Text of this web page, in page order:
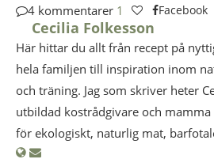
4 kommentarer 1 Facebook
Cecilia Folkesson
Här hittar du allt från recept på
hela familjen till inspiration inom
och träning. Jag som skriver heter
utbildad kostrådgivare och
för ekologiskt, naturlig mat,